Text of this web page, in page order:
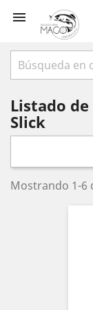

Listado
Slick
Mostrando 1-6